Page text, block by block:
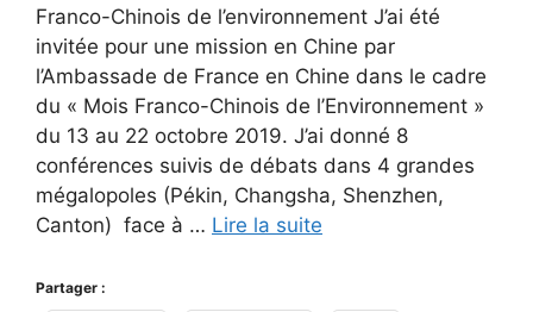
Franco-Chinois de l’environnement J’ai été
invitée pour une mission en Chine par
l’Ambassade de France en Chine dans le cadre
du « Mois Franco-Chinois de l’Environnement »
du 13 au 22 octobre 2019. J’ai donné 8
conférences suivis de débats dans 4 grandes
mégalopoles (Pékin, Changsha, Shenzhen,
Canton) face à … Lire la suite
Partager :